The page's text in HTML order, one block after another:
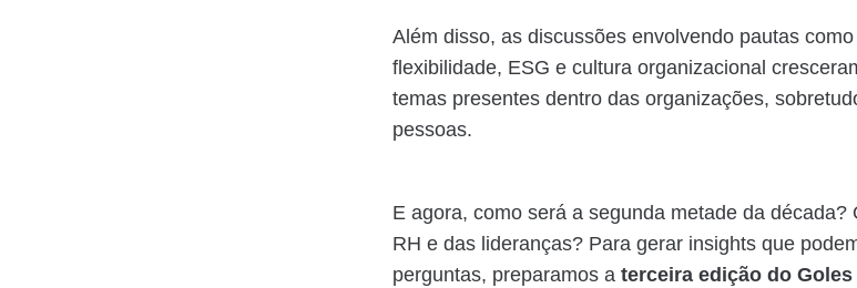
Além disso, as discussões envolvendo pautas
flexibilidade, ESG e cultura organizacional
temas presentes dentro das organizações,
pessoas.
E agora, como será a segunda metade da década?
RH e das lideranças? Para gerar insights que
perguntas, preparamos a terceira edição do